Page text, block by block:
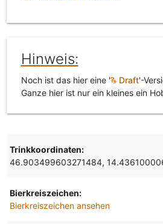
Hinweis:
Noch ist das hier eine ' Draft'-
Ganze hier ist nur ein kleines ein
Trinkkoordinaten:
46.903499603271484,
Bierkreiszeichen:
Bierkreiszeichen ansehen